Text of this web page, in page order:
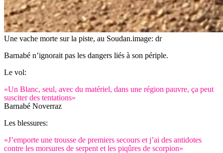
Une vache morte sur la piste, au Soudan.image: dr
Barnabé n’ignorait pas les dangers liés à son périple.
Le vol:
«Un Blanc, seul, avec du matériel, dans une région pauvre, ça peut
susciter des tentations»
Barnabé Noverraz
Les blessures:
«J’emporte une trousse de premiers secours et j’ai des antidotes
contre les morsures de serpent et les piqûres de scorpion»